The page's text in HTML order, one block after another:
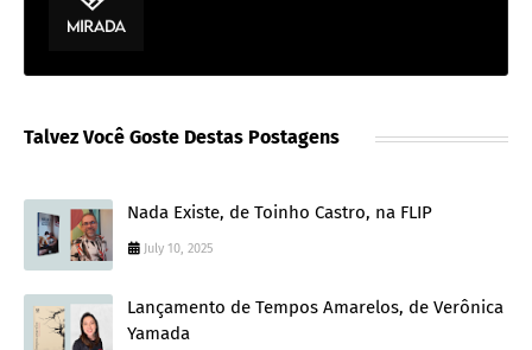
Talvez Você Goste Destas Postagens
Nada Existe, de Toinho Castro, na FLIP
July 10, 2025
Lançamento de Tempos Amarelos, de Verônica
Yamada